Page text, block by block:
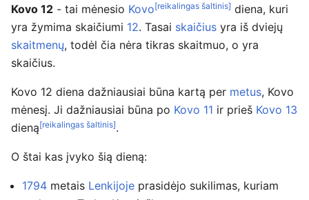
Kovo 12 - tai mėnesio Kovo[reikalingas šaltinis] diena, kuri
yra žymima skaičiumi 12. Tasai skaičius yra iš dviejų
skaitmenų, todėl čia nėra tikras skaitmuo, o yra
skaičius.
Kovo 12 diena dažniausiai būna kartą per metus, Kovo
mėnesį. Ji dažniausiai būna po Kovo 11 ir prieš Kovo 13
dieną[reikalingas šaltinis].
O štai kas įvyko šią dieną:
1794 metais Lenkijoje prasidėjo sukilimas, kuriam